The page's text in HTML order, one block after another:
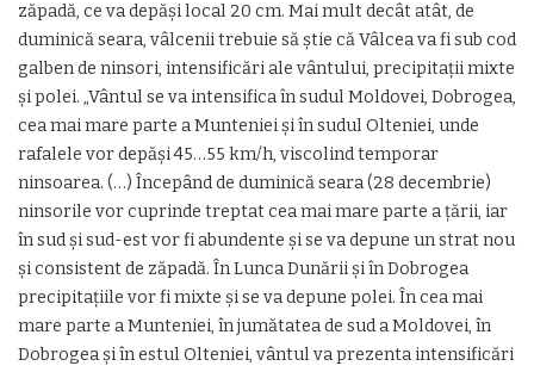
zăpadă, ce va depăşi local 20 cm. Mai mult decât atât, de
duminică seara, vâlcenii trebuie să ştie că Vâlcea va fi sub cod
galben de ninsori, intensificări ale vântului, precipitaţii mixte
şi polei. „Vântul se va intensifica în sudul Moldovei, Dobrogea,
cea mai mare parte a Munteniei şi în sudul Olteniei, unde
rafalele vor depăşi 45…55 km/h, viscolind temporar
ninsoarea. (…) Începând de duminică seara (28 decembrie)
ninsorile vor cuprinde treptat cea mai mare parte a ţării, iar
în sud şi sud-est vor fi abundente şi se va depune un strat nou
şi consistent de zăpadă. În Lunca Dunării şi în Dobrogea
precipitaţiile vor fi mixte şi se va depune polei. În cea mai
mare parte a Munteniei, în jumătatea de sud a Moldovei, în
Dobrogea şi în estul Olteniei, vântul va prezenta intensificări